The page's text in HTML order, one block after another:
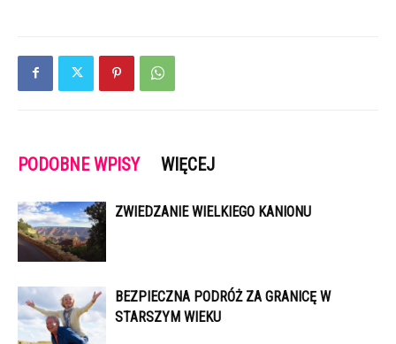
PODOBNE WPISY WIĘCEJ
ZWIEDZANIE WIELKIEGO KANIONU
BEZPIECZNA PODRÓŻ ZA GRANICĘ W
STARSZYM WIEKU